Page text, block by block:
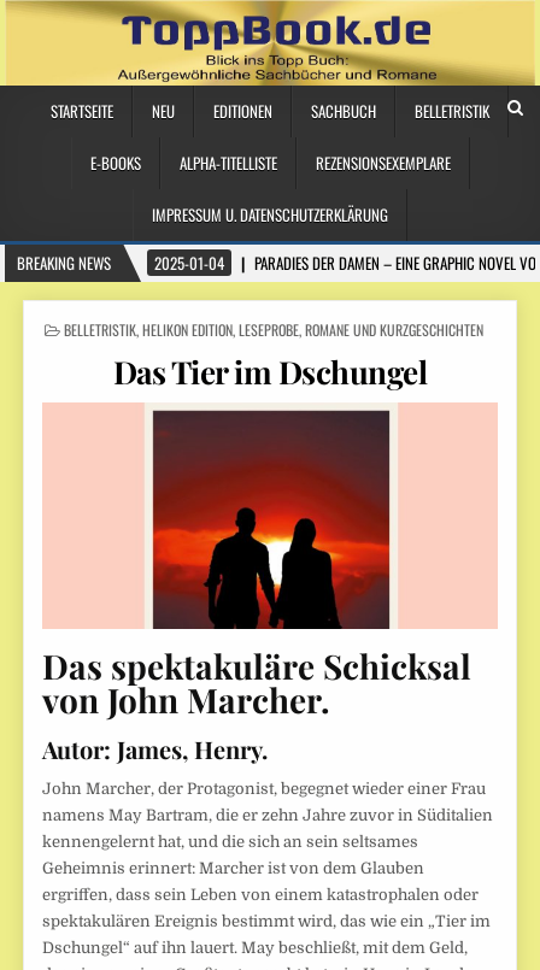
STARTSEITE NEU EDITIONEN SACHBUCH BELLETRISTIK
E-BOOKS ALPHA-TITELLISTE REZENSIONSEXEMPLARE
IMPRESSUM U. DATENSCHUTZERKLÄRUNG
BREAKING NEWS
2025-01-04 PARADIES DER DAMEN – EINE GRAPHIC NOVEL
POSTED
BELLETRISTIK,HELIKON EDITION,LESEPROBE,ROMANE UND KURZGESCHICHTEN
Das Tier im Dschungel
Das spektakuläre Schicksal
von John Marcher.
Autor: James, Henry.
John Marcher, der Protagonist, begegnet wieder einer Frau
namens May Bartram, die er zehn Jahre zuvor in Süditalien
kennengelernt hat, und die sich an sein seltsames
Geheimnis erinnert: Marcher ist von dem Glauben
ergriffen, dass sein Leben von einem katastrophalen oder
spektakulären Ereignis bestimmt wird, das wie ein „Tier im
Dschungel“ auf ihn lauert. May beschließt, mit dem Geld,